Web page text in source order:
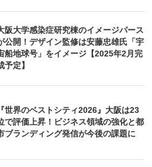
阪大学感染症研究棟のイメージパース
公開！デザイン監修は安藤忠雄氏「宇
船地球号」をイメージ【2025年2月完
予定】
『世界のベストシティ2026』大阪は23
で評価上昇！ビジネス領域の強化と都
ブランディング発信が今後の課題に